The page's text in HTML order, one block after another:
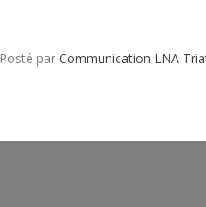
Posté par Communication LNA